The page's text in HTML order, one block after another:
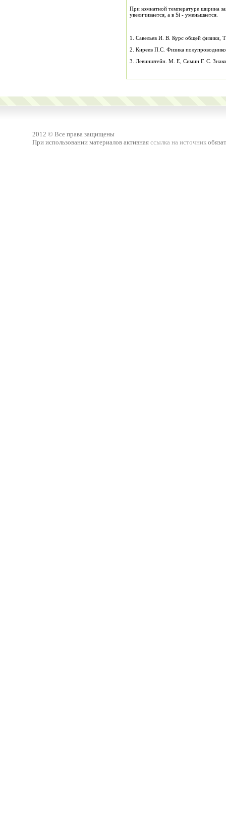
При комнатной температуре ширина
увеличивается, а в Si - уменьшается.
1. Савельев И. В. Курс общей физики,
2. Киреев П.С. Физика
3. Левинштейн. М. Е, Симин Г. С.
2012 © Все права защищены
При использовании материалов активная ссылка на источник